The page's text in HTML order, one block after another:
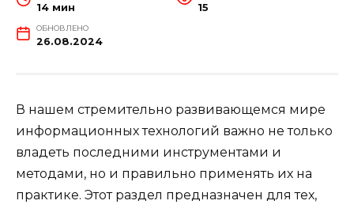
14 мин 15
ОБНОВЛЕНО
26.08.2024
В нашем стремительно развивающемся мире
информационных технологий важно не только
владеть последними инструментами и
методами, но и правильно применять их на
практике. Этот раздел предназначен для тех,